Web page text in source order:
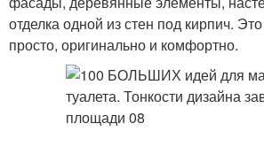
отделка одной из стен под кирпич.
просто, оригинально и комфортно.